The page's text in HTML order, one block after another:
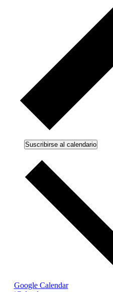
Suscribirse al calendario
Google Calendar